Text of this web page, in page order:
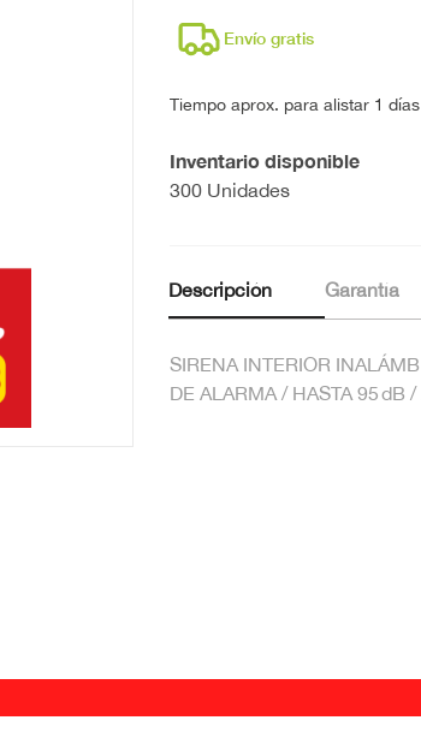
Envío gratis
Tiempo aprox. para alistar 1 días
Inventario disponible
300 Unidades
Descripción Garantía
SIRENA INTERIOR
DE ALARMA / HASTA 95 dB